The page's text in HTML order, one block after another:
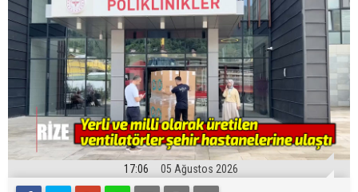
17:06 05 Ağustos 2026